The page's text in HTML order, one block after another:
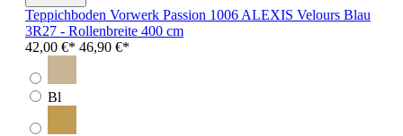
Teppichboden Vorwerk Passion 1006 ALEXIS Velours Blau
3R27 - Rollenbreite 400 cm
42,00 €* 46,90 €*
Bl